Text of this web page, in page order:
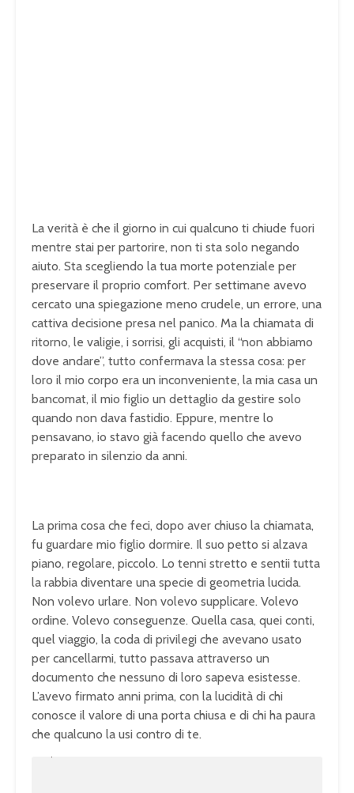
La verità è che il giorno in cui qualcuno ti chiude fuori
mentre stai per partorire, non ti sta solo negando
aiuto. Sta scegliendo la tua morte potenziale per
preservare il proprio comfort. Per settimane avevo
cercato una spiegazione meno crudele, un errore, una
cattiva decisione presa nel panico. Ma la chiamata di
ritorno, le valigie, i sorrisi, gli acquisti, il “non abbiamo
dove andare”, tutto confermava la stessa cosa: per
loro il mio corpo era un inconveniente, la mia casa un
bancomat, il mio figlio un dettaglio da gestire solo
quando non dava fastidio. Eppure, mentre lo
pensavano, io stavo già facendo quello che avevo
preparato in silenzio da anni.
La prima cosa che feci, dopo aver chiuso la chiamata,
fu guardare mio figlio dormire. Il suo petto si alzava
piano, regolare, piccolo. Lo tenni stretto e sentii tutta
la rabbia diventare una specie di geometria lucida.
Non volevo urlare. Non volevo supplicare. Volevo
ordine. Volevo conseguenze. Quella casa, quei conti,
quel viaggio, la coda di privilegi che avevano usato
per cancellarmi, tutto passava attraverso un
documento che nessuno di loro sapeva esistesse.
L’avevo firmato anni prima, con la lucidità di chi
conosce il valore di una porta chiusa e di chi ha paura
che qualcuno la usi contro di te.